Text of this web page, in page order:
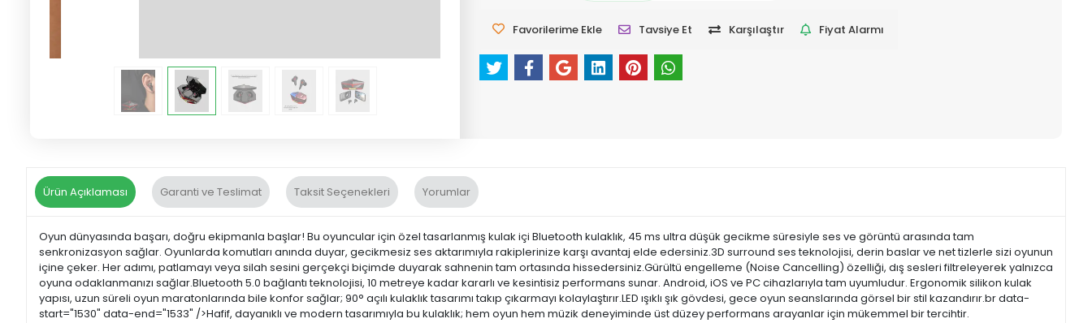
Favorilerime Ekle Tavsiye Et Karşılaştır Fiyat Alarmı
Ürün Açıklaması Garanti ve Teslimat Taksit Seçenekleri Yorumlar
Oyun dünyasında başarı, doğru ekipmanla başlar! Bu oyuncular için özel tasarlanmış kulak içi Bluetooth kulaklık, 45 ms ultra düşük gecikme süresiyle ses ve görüntü arasında tam
senkronizasyon sağlar. Oyunlarda komutları anında duyar, gecikmesiz ses aktarımıyla rakiplerinize karşı avantaj elde edersiniz.3D surround ses teknolojisi, derin baslar ve net tizlerle sizi oyunun
içine çeker. Her adımı, patlamayı veya silah sesini gerçekçi biçimde duyarak sahnenin tam ortasında hissedersiniz.Gürültü engelleme (Noise Cancelling) özelliği, dış sesleri filtreleyerek yalnızca
oyuna odaklanmanızı sağlar.Bluetooth 5.0 bağlantı teknolojisi, 10 metreye kadar kararlı ve kesintisiz performans sunar. Android, iOS ve PC cihazlarıyla tam uyumludur. Ergonomik silikon kulak
yapısı, uzun süreli oyun maratonlarında bile konfor sağlar; 90° açılı kulaklık tasarımı takıp çıkarmayı kolaylaştırır.LED ışıklı şık gövdesi, gece oyun seanslarında görsel bir stil kazandırır.br data-
start="1530" data-end="1533" />Hafif, dayanıklı ve modern tasarımıyla bu kulaklık; hem oyun hem müzik deneyiminde üst düzey performans arayanlar için mükemmel bir tercihtir.